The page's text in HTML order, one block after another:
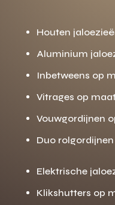
Houten
Aluminium
Inbetweens op
Vitrages op
Vouwgordijnen
Duo
Elektrische
Klikshutters op